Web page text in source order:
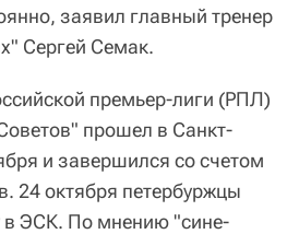
заявил главный тренер
Сергей Семак.
премьер-лиги (РПЛ)
прошел в Санкт-
и завершился со счетом
24 октября петербуржцы
в ЭСК. По мнению "сине-